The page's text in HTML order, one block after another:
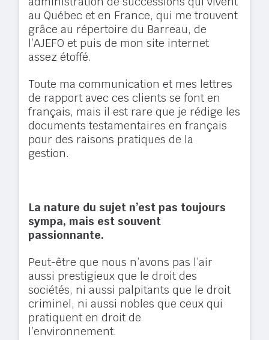
au Québec et en France, qui me trouvent
grâce au répertoire du Barreau, de
l’AJEFO et puis de mon site internet
assez étoffé.
Toute ma communication et mes lettres
de rapport avec ces clients se font en
français, mais il est rare que je rédige les
documents testamentaires en français
pour des raisons pratiques de la
gestion.
La nature du sujet n’est pas toujours
sympa, mais est souvent
passionnante.
Peut-être que nous n’avons pas l’air
aussi prestigieux que le droit des
sociétés, ni aussi palpitants que le droit
criminel, ni aussi nobles que ceux qui
pratiquent en droit de
l’environnement.